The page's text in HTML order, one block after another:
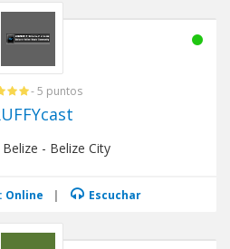
- 5 puntos
- Belize City
Online | Escuchar